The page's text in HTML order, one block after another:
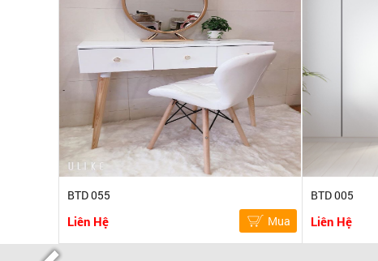
BTD 055
Liên Hệ Mua
BTD 005
Liên Hệ